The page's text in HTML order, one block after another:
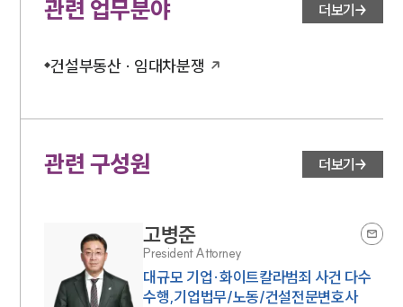
관련 업무분야 더보기
건설부동산 · 임대차분쟁
관련 구성원 더보기
고병준
President Attorney
대규모 기업·화이트칼라범죄 사건 다수
수행,기업법무/노동/건설전문변호사